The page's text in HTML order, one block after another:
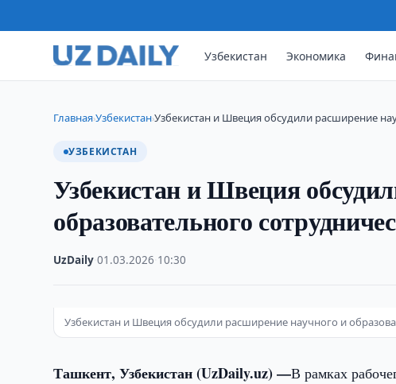
Узбекистан Экономика
Главная›Узбекистан›Узбекистан и Швеция обсудили расширение
УЗБЕКИСТАН
Узбекистан и Швеция
образовательного
UzDaily ·01.03.2026 10:30
Узбекистан и Швеция обсудили расширение научного и
Ташкент, Узбекистан (UzDaily.uz) —В рамках